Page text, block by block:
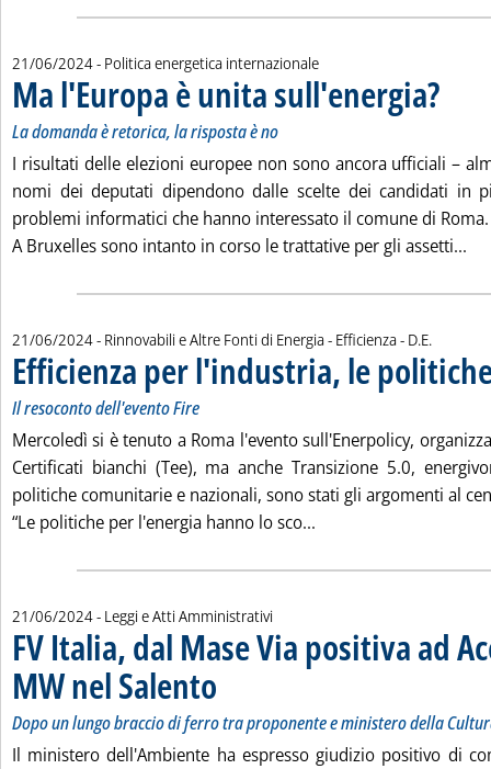
21/06/2024- Politica energetica internazionale
Ma l'Europa è unita sull'energia?..
La domanda è retorica, la risposta è no
I risultati delle elezioni europee non sono ancora ufficiali –
nomi dei deputati dipendono dalle scelte dei candidati in
problemi informatici che hanno interessato il comune di Roma.
A Bruxelles sono intanto in corso le trattative per gli assetti...
21/06/2024- Rinnovabili e Altre Fonti di Energia - Efficienza - di:
D.E.
Efficienza per l'industria, le
Il resoconto dell'evento Fire
Mercoledì si è tenuto a Roma l'evento sull'Enerpolicy,
Certificati bianchi (Tee), ma anche Transizione 5.0,
politiche comunitarie e nazionali, sono stati gli argomenti al
“Le politiche per l'energia hanno lo sco...
21/06/2024- Leggi e Atti Amministrativi
FV Italia, dal Mase Via positiva ad
MW nel Salento . Sottotitolo: Dopo un lungo braccio di ferro tra
. Pubblicata venerdì 21 giugno 2024 alle 15.6.
Dopo un lungo braccio di ferro tra proponente e ministero della
Il ministero dell'Ambiente ha espresso giudizio positivo di